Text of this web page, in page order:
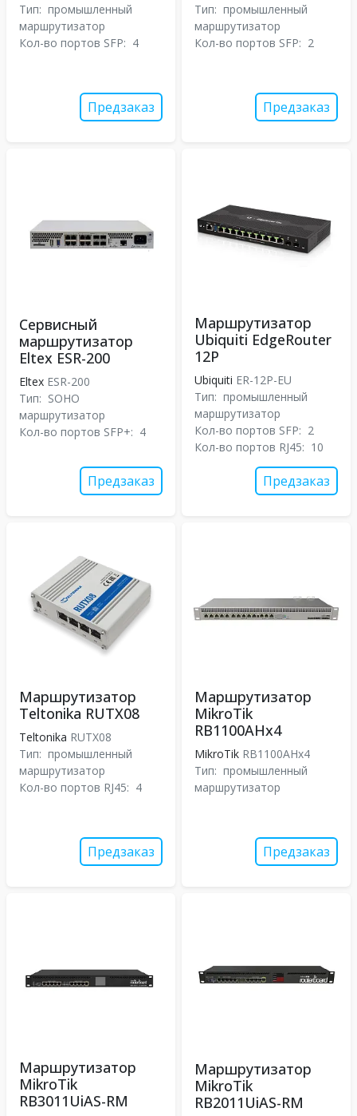
Тип: промышленный
маршрутизатор
Кол-во портов SFP: 4
Предзаказ
Тип: промышленный
маршрутизатор
Кол-во портов SFP: 2
Предзаказ
Сервисный
маршрутизатор
Eltex ESR-200
Eltex ESR-200
Тип: SOHO
маршрутизатор
Кол-во портов SFP+: 4
Предзаказ
Маршрутизатор
Ubiquiti EdgeRouter
12P
Ubiquiti ER-12P-EU
Тип: промышленный
маршрутизатор
Кол-во портов SFP: 2
Кол-во портов RJ45: 10
Предзаказ
Маршрутизатор
Teltonika RUTX08
Teltonika RUTX08
Тип: промышленный
маршрутизатор
Кол-во портов RJ45: 4
Предзаказ
Маршрутизатор
MikroTik
RB1100AHx4
MikroTik RB1100AHx4
Тип: промышленный
маршрутизатор
Предзаказ
Маршрутизатор
MikroTik
RB3011UiAS-RM
Маршрутизатор
MikroTik
RB2011UiAS-RM